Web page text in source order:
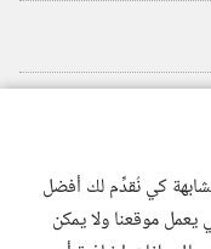
كي نُقدِّم لك أفضل
موقعنا ولا يمكن